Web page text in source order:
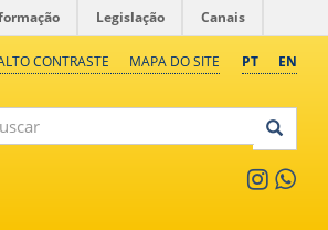
Legislação Canais
PT EN
CONTRASTE MAPA DO SITE